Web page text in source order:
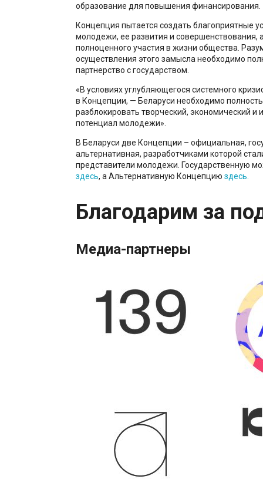
образование для повышения финансирования.
Концепция пытается создать благоприятные
молодежи, ее развития и совершенствования,
полноценного участия в жизни общества.
осуществления этого замысла необходимо
партнерство с государством.
«В условиях углубляющегося системного
в Концепции, — Беларуси необходимо
разблокировать творческий, экономический и
потенциал молодежи».
В Беларуси две Концепции – официальная,
альтернативная, разработчиками которой
представители молодежи. Государственную
здесь, а Альтернативную Концепцию здесь.
Благодарим за
Медиа-партнеры